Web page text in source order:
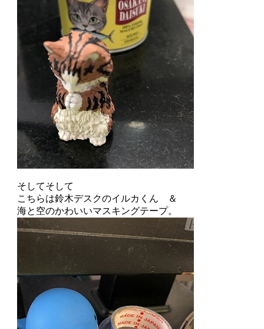
そしてそして
こちらは鈴木デスクのイルカくん ＆
海と空のかわいいマスキングテープ。